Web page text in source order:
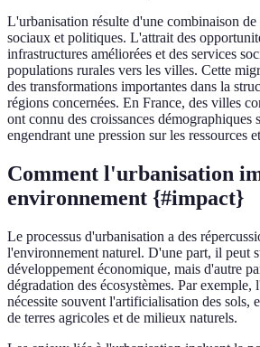
L'urbanisation résulte d'une combinaison de
sociaux et politiques. L'attrait des
infrastructures améliorées et des services
populations rurales vers les villes. Cette
des transformations importantes dans la
régions concernées. En France, des villes
ont connu des croissances démographiques
engendrant une pression sur les ressources
Comment l'urbanisation
environnement {#impact}
Le processus d'urbanisation a des
l'environnement naturel. D'une part, il peut
développement économique, mais d'autre
dégradation des écosystèmes. Par exemple,
nécessite souvent l'artificialisation des sols,
de terres agricoles et de milieux naturels.